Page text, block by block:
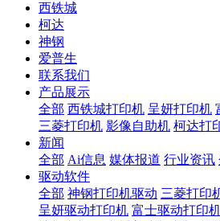
西铁城
柯达
神钢
爱普生
联系我们
产品展示
全部 西铁城打印机 呈妍打印机
三菱打印机 影像自助机 柯达打
新闻
全部 Ai信息 媒体报道 行业资讯
驱动软件
全部 神钢打印机驱动 三菱打印
呈妍驱动打印机 富士驱动打印